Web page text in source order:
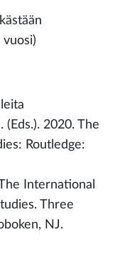
vuosi)
2020. The
Routledge:
International
Three
NJ.